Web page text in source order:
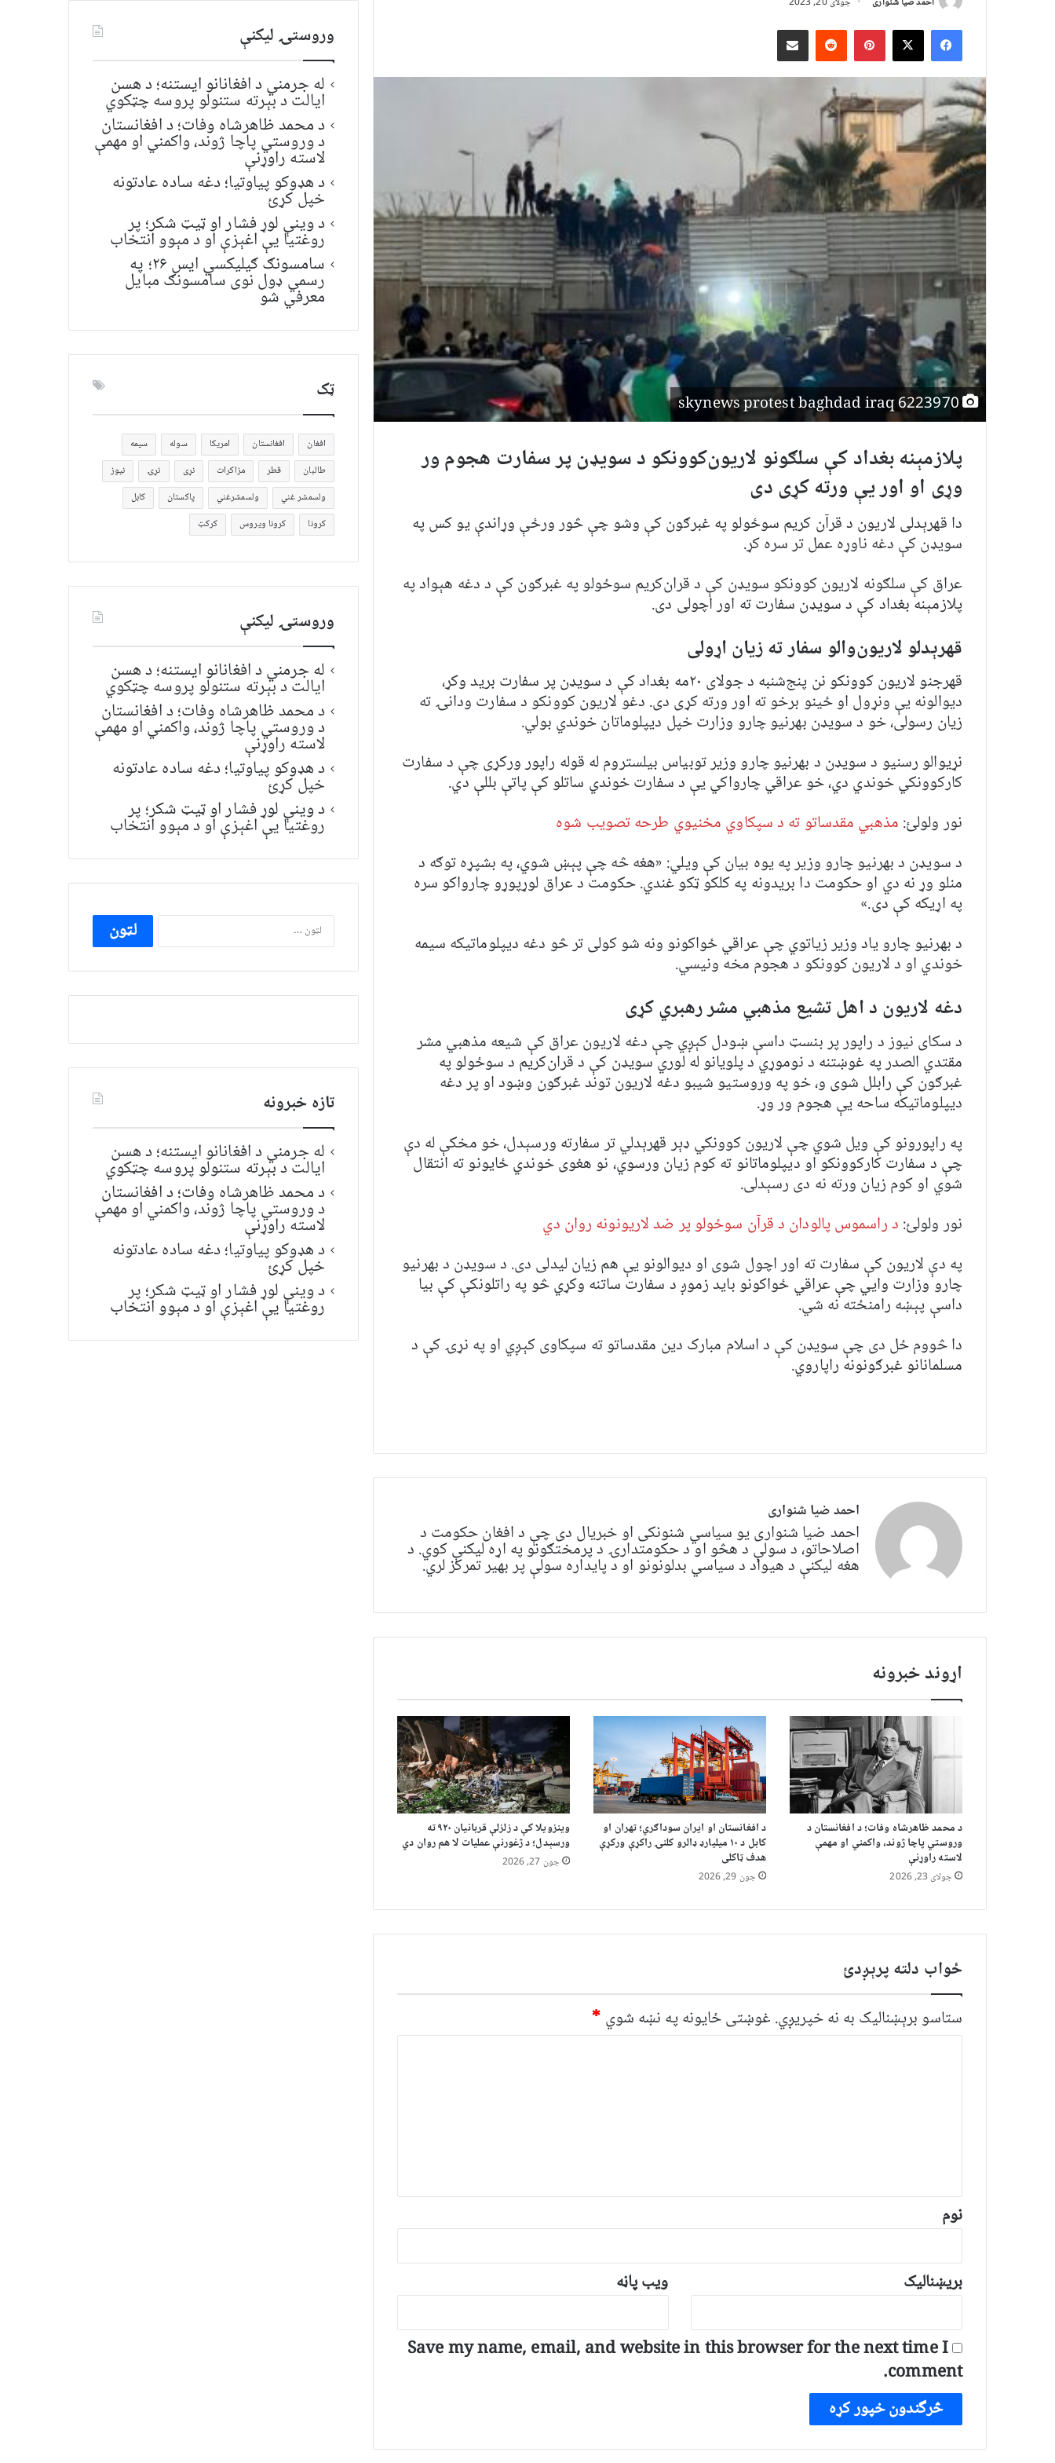
Facebook
X
Pinterest
Redditد بریښنالیک له لارې شریک کړئ
پلازمېنه بغداد کې سلګونو لاریون‌کوونکو د سویډن پر سفارت هجوم ور
وړی او اور یې ورته کړی دی
دا قهرېدلی لاریون د قرآن کریم سوځولو په غبرګون کې وشو چې څور ورځې وړاندې یو کس په
سویډن کې دغه ناوړه عمل تر سره کړ.
عراق کې سلګونه لاریون کوونکو سویډن کې د قران‌کریم سوځولو په غبرګون کې د دغه هېواد په
پلازمېنه بغداد کې د سویډن سفارت ته اور اچولی دی.
قهرېدلو لاریون‌والو سفار ته زیان اړولی
قهرجنو لاریون کوونکو نن پنج‌شنبه د جولای ۲۰مه بغداد کې د سویډن پر سفارت برید وکړ،
دیوالونه یې ونړول او ځینو برخو ته اور ورته کړی دی. دغو لاریون کوونکو د سفارت ودانۍ ته
زیان رسولی، خو د سویډن بهرنیو چارو وزارت خپل دیپلوماتان خوندي بولي.
نړیوالو رسنیو د سویډن د بهرنیو چارو وزیر توبیاس بیلستروم له قوله راپور ورکړی چې د سفارت
کارکوونکي خوندي دي، خو عراقي چارواکي یې د سفارت خوندي ساتلو کې پاتې بللې دي.
نور ولولئ: مذهبي مقدساتو ته د سپکاوي مخنیوي طرحه تصویب شوه
د سویډن د بهرنیو چارو وزیر په یوه بیان کې ویلي: «هغه څه چې پېښ شوي، په بشپړه توګه د
منلو وړ نه دي او حکومت دا بریدونه په کلکو ټکو غندي. حکومت د عراق لوړپوړو چارواکو سره
په اړیکه کې دی.»
د بهرنیو چارو یاد وزیر زیاتوي چې عراقي ځواکونو ونه شو کولی تر څو دغه دیپلوماتیکه سیمه
خوندي او د لاریون کوونکو د هجوم مخه ونیسي.
دغه لاریون د اهل تشیع مذهبي مشر رهبري کړی
د سکای نیوز د راپور پر بنسټ داسې ښودل کېږي چې دغه لاریون عراق کې شیعه‌ مذهبي مشر
مقتدي الصدر په غوښتنه د نوموړي د پلویانو له لوري سویډن کې د قران‌کریم د سوځولو په
غبرګون کې رابلل شوی و، خو په وروستیو شیبو دغه لاریون توند غبرګون وښود او پر دغه
دیپلوماتیکه ساحه یې هجوم ور وړ.
په راپورونو کې ویل شوي چې لاریون کوونکي ډېر قهرېدلي تر سفارته ورسېدل، خو مخکې له دې
چې د سفارت کارکوونکو او دیپلوماتانو ته کوم زیان ورسوي، نو هغوی خوندي ځایونو ته انتقال
شوي او کوم زیان ورته نه دی رسېدلی.
نور ولولئ: د راسموس پالودان د قرآن سوځولو پر ضد لاریونونه روان دي
په دې لاریون کې سفارت ته اور اچول شوی او دیوالونو یې هم زیان لیدلی دی. د سويډن د بهرنیو
چارو وزارت وايي چې عراقي ځواکونو باید زموږ د سفارت ساتنه وکړي څو په راتلونکې کې بیا
داسې پېښه رامنځته نه شي.
دا څووم ځل دی چې سویډن کې د اسلام مبارک دین مقدساتو ته سپکاوی کېږي او په نړۍ کې د
مسلمانانو غبرګونونه راپاروي.
احمد ضیا شنواری
احمد ضیا شنواری یو سياسي شنونکی او خبریال دی چې د افغان حکومت د
اصلاحاتو، د سولې د هڅو او د حکومتدارۍ د پرمختګونو په اړه لیکنې کوي. د
هغه لیکنې د هیواد د سیاسي بدلونونو او د پایداره سولې پر بهیر تمرکز لري.
اړوند خبرونه
د محمد ظاهرشاه وفات؛ د افغانستان د
وروستي پاچا ژوند، واکمني او مهمې
لاسته راوړنې
جولای 23, 2026
د افغانستان او ایران سوداګري؛ تهران او
کابل د ۱۰ میلیارډ ډالرو کلنۍ راکړې ورکړې
هدف ټاکلی
جون 29, 2026
وینزویلا کې د زلزلې قربانیان ۹۲۰ ته
ورسېدل؛ د ژغورنې عملیات لا هم روان دي
جون 27, 2026
ځواب دلته پرېږدئ
ستاسو برېښناليک به نه خپريږي. غوښتى ځایونه په نښه شوي *
*
نوم
بریښنالیک ویب پاڼه
Save my name, email, and website in this browser for the next time I
comment.
وروستۍ ليکنې
له جرمني د افغانانو ایستنه؛ د هسن
ایالت د بېرته ستنولو پروسه چټکوي
د محمد ظاهرشاه وفات؛ د افغانستان
د وروستي پاچا ژوند، واکمني او مهمې
لاسته راوړنې
د هډوکو پیاوتیا؛ دغه ساده عادتونه
خپل کړئ
د وینې لوړ فشار او ټیټ شکر؛ پر
روغتیا یې اغېزې او د مېوو انتخاب
سامسونګ ګیلیکسي ایس ۲۶؛ په
رسمي ډول نوی سامسونګ مبایل
معرفي شو
ټک
افغان افغانستان امریکا سوله
سیمه
طالبان
قطر مزاکرات نړی نړۍ
نیوز
ولسمشر غني
ولسمشرغني پاکستان
کابل
کرونا
کرونا ویروس کرکټ
وروستۍ ليکنې
له جرمني د افغانانو ایستنه؛ د هسن
ایالت د بېرته ستنولو پروسه چټکوي
د محمد ظاهرشاه وفات؛ د افغانستان
د وروستي پاچا ژوند، واکمني او مهمې
لاسته راوړنې
د هډوکو پیاوتیا؛ دغه ساده عادتونه
خپل کړئ
د وینې لوړ فشار او ټیټ شکر؛ پر
روغتیا یې اغېزې او د مېوو انتخاب
ددی
لپاره
لټون:
تازه خبرونه
له جرمني د افغانانو ایستنه؛ د هسن
ایالت د بېرته ستنولو پروسه چټکوي
د محمد ظاهرشاه وفات؛ د افغانستان
د وروستي پاچا ژوند، واکمني او مهمې
لاسته راوړنې
د هډوکو پیاوتیا؛ دغه ساده عادتونه
خپل کړئ
د وینې لوړ فشار او ټیټ شکر؛ پر
روغتیا یې اغېزې او د مېوو انتخاب